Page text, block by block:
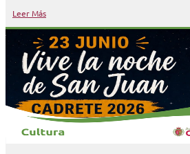
Leer Más